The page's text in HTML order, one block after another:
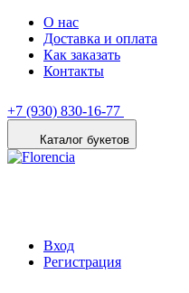
О нас
Доставка и оплата
Как заказать
Контакты
+7 (930) 830-16-77
Каталог букетов
Вход
Регистрация